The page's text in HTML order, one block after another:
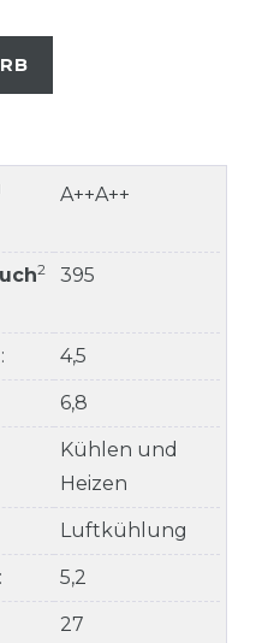
A++A++
2 395
4,5
6,8
Kühlen und
Heizen
Luftkühlung
5,2
27